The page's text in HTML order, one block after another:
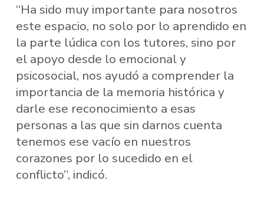
“Ha sido muy importante para nosotros
este espacio, no solo por lo aprendido en
la parte lúdica con los tutores, sino por
el apoyo desde lo emocional y
psicosocial, nos ayudó a comprender la
importancia de la memoria histórica y
darle ese reconocimiento a esas
personas a las que sin darnos cuenta
tenemos ese vacío en nuestros
corazones por lo sucedido en el
conflicto”, indicó.